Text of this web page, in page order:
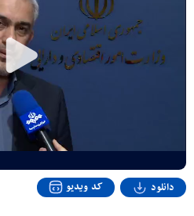
Play
Video
دانلود کد ویدیو